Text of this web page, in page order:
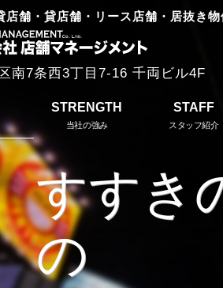
店舗・貸店舗・リース店舗・居抜き
株
式
会
店
マ
ネ
南7条西3丁目7-16 千両ビル4F
STRENGTH
当社の強み
STAFF
スタッフ紹介